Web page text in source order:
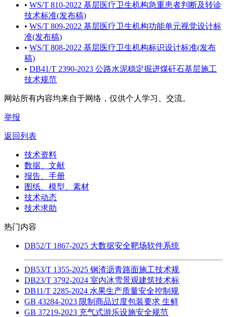
• WS/T 810-2022 基层医疗卫生机构急重患者判断及转诊
技术标准(发布稿)
• WS/T 809-2022 基层医疗卫生机构功能单元视觉设计标
准(发布稿)
• WS/T 808-2022 基层医疗卫生机构标识设计标准(发布
稿)
• DB41/T 2390-2023 公路水泥稳定掘进煤矸石基层施工
技术规范
网站所有内容均来自于网络，仅供个人学习、交流。
举报
返回列表
技术资料
数据、文献
报告、手册
图纸、模型、素材
技术动态
技术求助
热门内容
DB52/T 1867-2025 大数据安全靶场软件系统
DB53/T 1355-2025 钢渣沥青路面施工技术规
DB23/T 3792-2024 室内冰雪景观建筑技术标
DB11/T 2285-2024 水果生产质量安全控制规
GB 43284-2023 限制商品过度包装要求 生鲜
GB 37219-2023 充气式游乐设施安全规范